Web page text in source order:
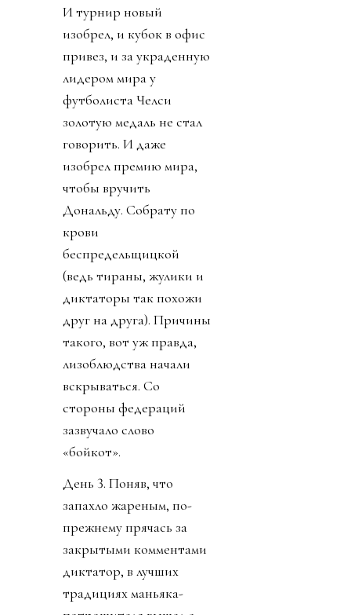
И турнир новый
изобрел, и кубок в офис
привез, и за украденную
лидером мира у
футболиста Челси
золотую медаль не стал
говорить. И даже
изобрел премию мира,
чтобы вручить
Дональду. Собрату по
крови
беспредельщицкой
(ведь тираны, жулики и
диктаторы так похожи
друг на друга). Причины
такого, вот уж правда,
лизоблюдства начали
вскрываться. Со
стороны федераций
зазвучало слово
«бойкот».
День 3. Поняв, что
запахло жареным, по-
прежнему прячась за
закрытыми комментами
диктатор, в лучших
традициях маньяка-